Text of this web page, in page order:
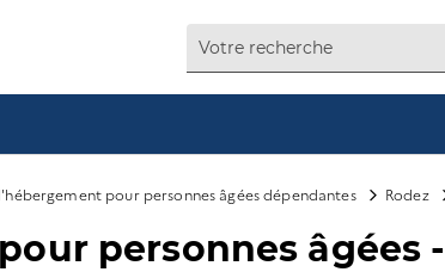
pour personnes âgées dépendantes Rodez
personnes âgées